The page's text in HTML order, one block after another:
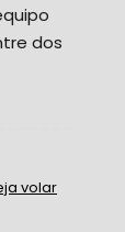
dos
volar